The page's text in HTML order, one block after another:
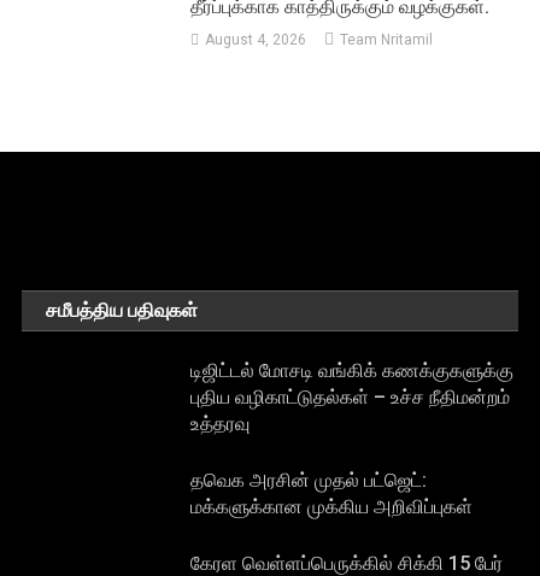
தீர்ப்புக்காக காத்திருக்கும் வழக்குகள்.
August 4, 2026 Team Nritamil
சமீபத்திய பதிவுகள்
டிஜிட்டல் மோசடி வங்கிக் கணக்குகளுக்கு
புதிய வழிகாட்டுதல்கள் – உச்ச நீதிமன்றம்
உத்தரவு
தவெக அரசின் முதல் பட்ஜெட்:
மக்களுக்கான முக்கிய அறிவிப்புகள்
கேரள வெள்ளப்பெருக்கில் சிக்கி 15 பேர்